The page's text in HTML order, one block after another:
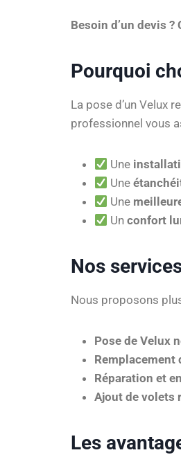
Besoin d’un devis
Pourquoi
La pose d’un Velux
professionnel vous
Une
Une
Une
Unconfort
Nos
Nous proposons
Pose de Velux
Remplacement
Réparation et
Ajout de volets
Les